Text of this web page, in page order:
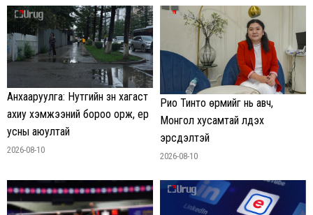
Анхааруулга: Нутгийн зүүн хагаст
ахиу хэмжээний бороо орж, үер
усны аюултай
2026-08-10
Рио Тинто өрмийг нь авч,
Монгол хусамтай үлдэх
эрсдэлтэй
2026-08-10